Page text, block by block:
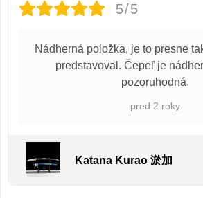
5/5
Nádherná položka, je to presne
predstavoval. Čepeľ je
pozoruhodná.
pred 2 roky
Katana Kurao 淤加